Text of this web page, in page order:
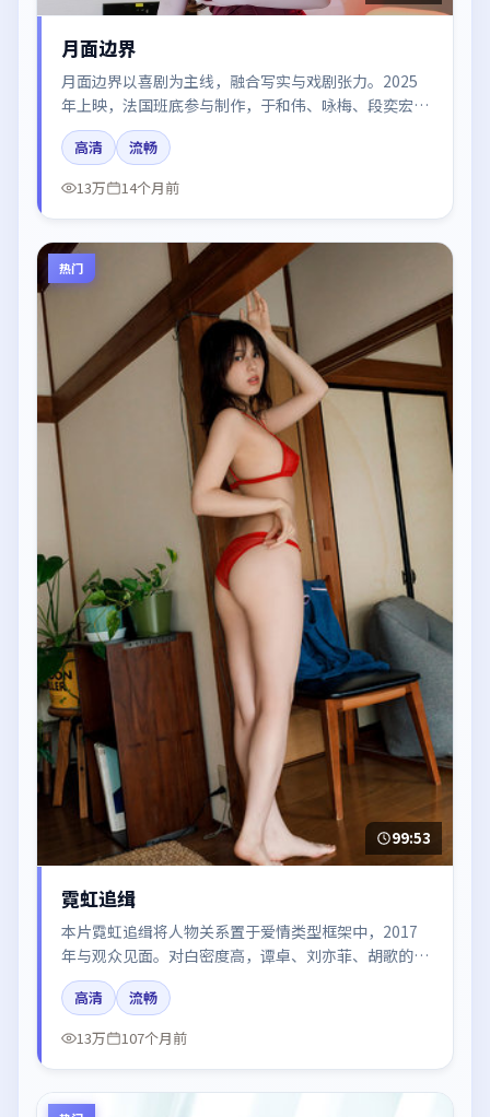
月面边界
月面边界以喜剧为主线，融合写实与戏剧张力。2025
年上映，法国班底参与制作，于和伟、咏梅、段奕宏、
雷佳音、梁朝伟在片中呈现细腻表演，影像风格统一，
配乐与剪辑强化了情绪曲线。
高清
流畅
13万
14个月前
热门
99:53
霓虹追缉
本片霓虹追缉将人物关系置于爱情类型框架中，2017
年与观众见面。对白密度高，谭卓、刘亦菲、胡歌的台
词节奏值得关注；整体气质偏美国都市与冷色调摄影。
高清
流畅
13万
107个月前